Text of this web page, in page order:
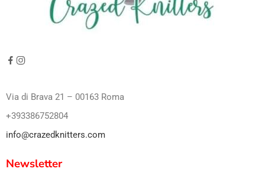
Via di Brava 21 – 00163 Roma
+393386752804
info@crazedknitters.com
Newsletter